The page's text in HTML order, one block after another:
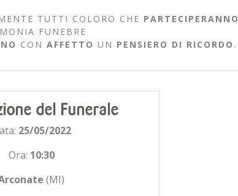
TUTTI COLORO CHE PARTECIPERANNO
FUNEBRE
CON AFFETTO UN PENSIERO DI RICORDO .
del Funerale
25/05/2022
Ora: 10:30
(MI)